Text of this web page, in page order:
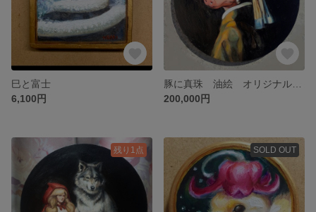
巳と富士
6,100円
200,000円
残り1点 SOLD OUT